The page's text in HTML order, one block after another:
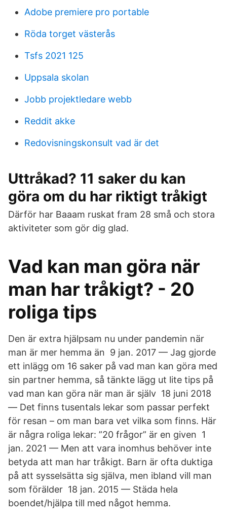
Adobe premiere pro portable
Röda torget västerås
Tsfs 2021 125
Uppsala skolan
Jobb projektledare webb
Reddit akke
Redovisningskonsult vad är det
Uttråkad? 11 saker du kan
göra om du har riktigt tråkigt
Därför har Baaam ruskat fram 28 små och stora
aktiviteter som gör dig glad.
Vad kan man göra när
man har tråkigt? - 20
roliga tips
Den är extra hjälpsam nu under pandemin när
man är mer hemma än​ 9 jan. 2017 — Jag gjorde
ett inlägg om 16 saker på vad man kan göra med
sin partner hemma, så tänkte lägg ut lite tips på
vad man kan göra när man är själv 18 juni 2018
— Det finns tusentals lekar som passar perfekt
för resan – om man bara vet vilka som finns. Här
är några roliga lekar: ”20 frågor” är en given 1
jan. 2021 — Men att vara inomhus behöver inte
betyda att man har tråkigt. Barn är ofta duktiga
på att sysselsätta sig själva, men ibland vill man
som förälder 18 jan. 2015 — Städa hela
boendet/hjälpa till med något hemma.